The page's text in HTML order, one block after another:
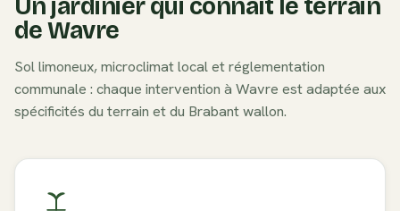
Un jardinier qui connaît le terrain
deWavre
Sollimoneux, microclimat local et réglementation
communale : chaque intervention à Wavre est adaptée aux
spécificités du terrain et du Brabant wallon.